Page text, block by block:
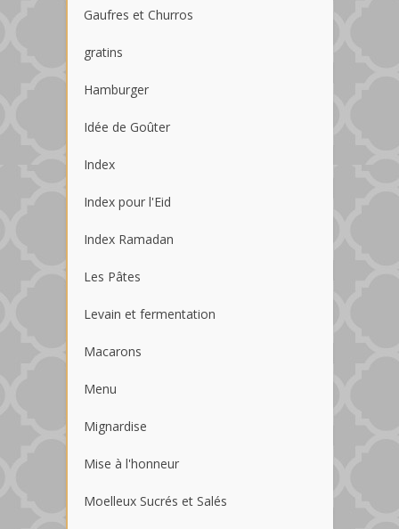
Gaufres et Churros
gratins
Hamburger
Idée de Goûter
Index
Index pour l'Eid
Index Ramadan
Les Pâtes
Levain et fermentation
Macarons
Menu
Mignardise
Mise à l'honneur
Moelleux Sucrés et Salés